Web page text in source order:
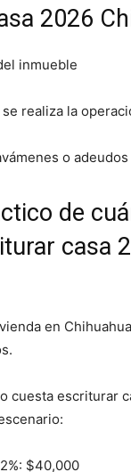
2026
inmueble
realiza la
o adeudos
de
casa
en
cuesta escriturar
$40,000